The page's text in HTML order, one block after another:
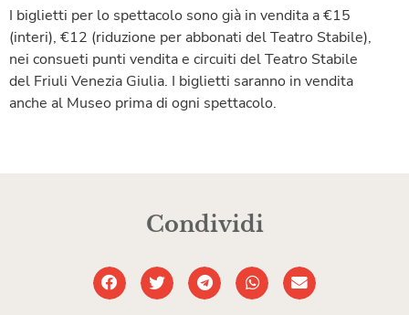
I biglietti per lo spettacolo sono già in vendita a €15
(interi), €12 (riduzione per abbonati del Teatro Stabile),
nei consueti punti vendita e circuiti del Teatro Stabile
del Friuli Venezia Giulia. I biglietti saranno in vendita
anche al Museo prima di ogni spettacolo.
Condividi